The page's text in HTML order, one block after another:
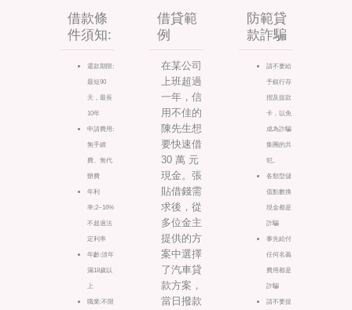
借款條
件須知:
還款期限:
最短90
天，最長
10年
申請費用:
無手續
費、無代
辦費
年利
率:2~16%
不超過法
定利率
年齡:須年
滿18歲以
上
職業:不限
借貸範
例
在某公司
上班超過
一年，信
用不佳的
陳先生想
要快速借
30 萬 元
現金。張
貼借錢需
求後，從
多位金主
提供的方
案中選擇
了汽車貸
款方案，
當日撥款
防範貸
款詐騙
請不要給
予銀行存
摺及提款
卡，以免
成為詐騙
集團的共
犯。
各類型儲
值點數換
現金都是
詐騙
事先給付
任何名義
費用都是
詐騙
請不要提